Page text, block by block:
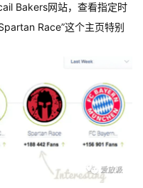
Bakers网站，查看指定时
Race”这个主页特别